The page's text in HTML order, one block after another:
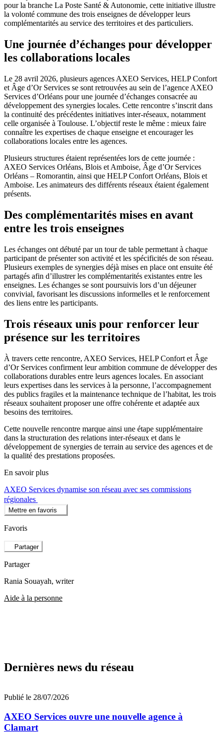
pour la branche La Poste Santé & Autonomie, cette initiative illustre
la volonté commune des trois enseignes de développer leurs
complémentarités au service des territoires et des particuliers.
Une journée d’échanges pour développer
les collaborations locales
Le 28 avril 2026, plusieurs agences AXEO Services, HELP Confort
et Âge d’Or Services se sont retrouvées au sein de l’agence AXEO
Services d’Orléans pour une journée d’échanges consacrée au
développement des synergies locales. Cette rencontre s’inscrit dans
la continuité des précédentes initiatives inter-réseaux, notamment
celle organisée à Toulouse. L’objectif reste le même : mieux faire
connaître les expertises de chaque enseigne et encourager les
collaborations locales entre les agences.
Plusieurs structures étaient représentées lors de cette journée :
AXEO Services Orléans, Blois et Amboise, Âge d’Or Services
Orléans – Romorantin, ainsi que HELP Confort Orléans, Blois et
Amboise. Les animateurs des différents réseaux étaient également
présents.
Des complémentarités mises en avant
entre les trois enseignes
Les échanges ont débuté par un tour de table permettant à chaque
participant de présenter son activité et les spécificités de son réseau.
Plusieurs exemples de synergies déjà mises en place ont ensuite été
partagés afin d’illustrer les complémentarités existantes entre les
enseignes. Les échanges se sont poursuivis lors d’un déjeuner
convivial, favorisant les discussions informelles et le renforcement
des liens entre les participants.
Trois réseaux unis pour renforcer leur
présence sur les territoires
À travers cette rencontre, AXEO Services, HELP Confort et Âge
d’Or Services confirment leur ambition commune de développer des
collaborations durables entre leurs agences locales. En associant
leurs expertises dans les services à la personne, l’accompagnement
des publics fragiles et la maintenance technique de l’habitat, les trois
réseaux souhaitent proposer une offre cohérente et adaptée aux
besoins des territoires.
Cette nouvelle rencontre marque ainsi une étape supplémentaire
dans la structuration des relations inter-réseaux et dans le
développement de synergies de terrain au service des agences et de
la qualité des prestations proposées.
En savoir plus
AXEO Services dynamise son réseau avec ses commissions
régionales
Mettre en favoris
Favoris
Partager
Partager
Rania Souayah, writer
Aide à la personne
Dernières news du réseau
Publié le 28/07/2026
AXEO Services ouvre une nouvelle agence à
Clamart